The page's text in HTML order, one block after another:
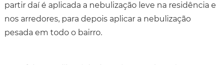
partir daí é aplicada a nebulização leve na residência e
nos arredores, para depois aplicar a nebulização
pesada em todo o bairro.